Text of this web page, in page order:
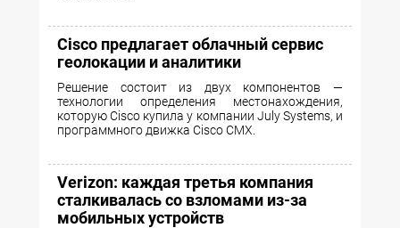
Cisco предлагает облачный сервис
геолокации и аналитики
Решение состоит из двух компонентов —
технологии определения местонахождения,
которую Cisco купила у компании July Systems, и
программного движка Cisco CMX.
Verizon: каждая третья компания
сталкивалась со взломами из-за
мобильных устройств